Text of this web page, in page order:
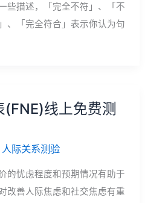
些描述，「完全不符」、「不
、「完全符合」表示你认为句
线上免费测
人际关系测验
的忧虑程度和预期情况有助于
改善人际焦虑和社交焦虑有重